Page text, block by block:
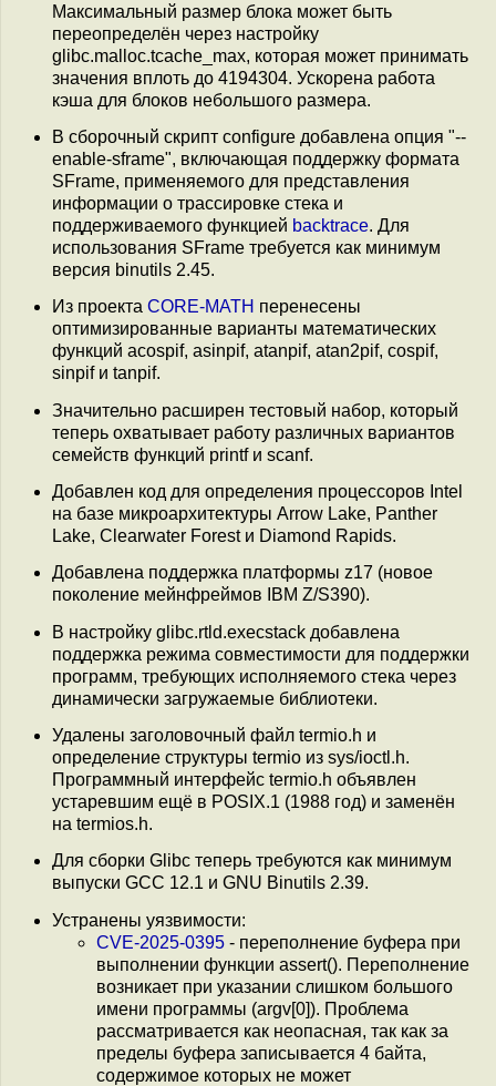
Максимальный размер блока может быть
переопределён через настройку
glibc.malloc.tcache_max, которая может принимать
значения вплоть до 4194304. Ускорена работа
кэша для блоков небольшого размера.
В сборочный скрипт configure добавлена опция "--
enable-sframe", включающая поддержку формата
SFrame, применяемого для представления
информации о трассировке стека и
поддерживаемого функцией backtrace. Для
использования SFrame требуется как минимум
версия binutils 2.45.
Из проекта CORE-MATH перенесены
оптимизированные варианты математических
функций acospif, asinpif, atanpif, atan2pif, cospif,
sinpif и tanpif.
Значительно расширен тестовый набор, который
теперь охватывает работу различных вариантов
семейств функций printf и scanf.
Добавлен код для определения процессоров Intel
на базе микроархитектуры Arrow Lake, Panther
Lake, Clearwater Forest и Diamond Rapids.
Добавлена поддержка платформы z17 (новое
поколение мейнфреймов IBM Z/S390).
В настройку glibc.rtld.execstack добавлена
поддержка режима совместимости для поддержки
программ, требующих исполняемого стека через
динамически загружаемые библиотеки.
Удалены заголовочный файл termio.h и
определение структуры termio из sys/ioctl.h.
Программный интерфейс termio.h объявлен
устаревшим ещё в POSIX.1 (1988 год) и заменён
на termios.h.
Для сборки Glibc теперь требуются как минимум
выпуски GCC 12.1 и GNU Binutils 2.39.
Устранены уязвимости:
CVE-2025-0395 - переполнение буфера при
выполнении функции assert(). Переполнение
возникает при указании слишком большого
имени программы (argv[0]). Проблема
рассматривается как неопасная, так как за
пределы буфера записывается 4 байта,
содержимое которых не может